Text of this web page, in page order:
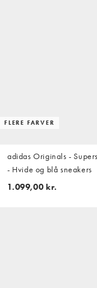
FLERE FARVER
adidas Originals -
- Hvide og blå sneakers
1.099,00 kr.